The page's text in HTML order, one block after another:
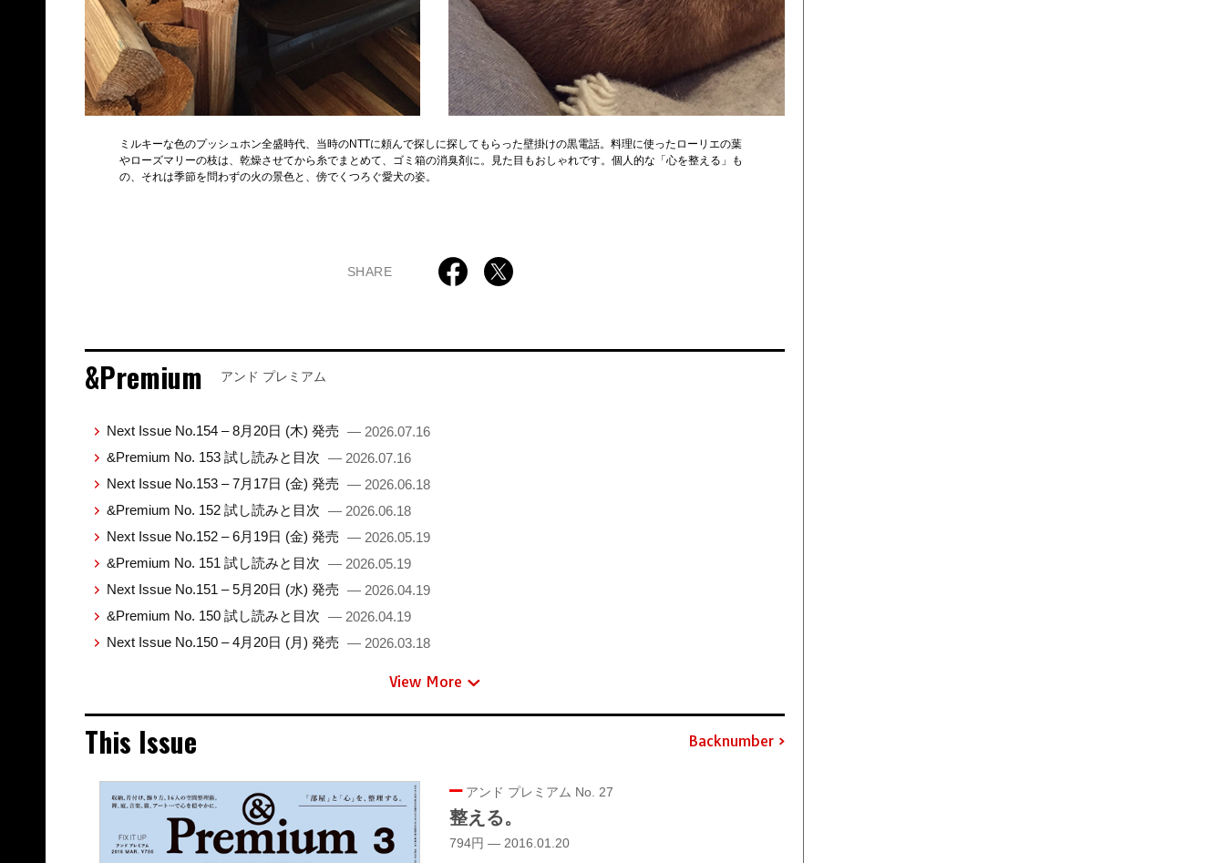
ミルキーな色のプッシュホン全盛時代、当時のNTTに頼んで探しに探してもらった壁掛けの黒電話。料理に使ったローリエの葉
やローズマリーの枝は、乾燥させてから糸でまとめて、ゴミ箱の消臭剤に。見た目もおしゃれです。個人的な「心を整える」も
の、それは季節を問わずの火の景色と、傍でくつろぐ愛犬の姿。
SHARE
&Premium アンド プレミアム
Next Issue No.154 – 8月20日 (木) 発売 — 2026.07.16
&Premium No. 153 試し読みと目次 — 2026.07.16
Next Issue No.153 – 7月17日 (金) 発売 — 2026.06.18
&Premium No. 152 試し読みと目次 — 2026.06.18
Next Issue No.152 – 6月19日 (金) 発売 — 2026.05.19
&Premium No. 151 試し読みと目次 — 2026.05.19
Next Issue No.151 – 5月20日 (水) 発売 — 2026.04.19
&Premium No. 150 試し読みと目次 — 2026.04.19
Next Issue No.150 – 4月20日 (月) 発売 — 2026.03.18
View More
This Issue Backnumber
アンド プレミアム No. 27
整える。
794円 — 2016.01.20